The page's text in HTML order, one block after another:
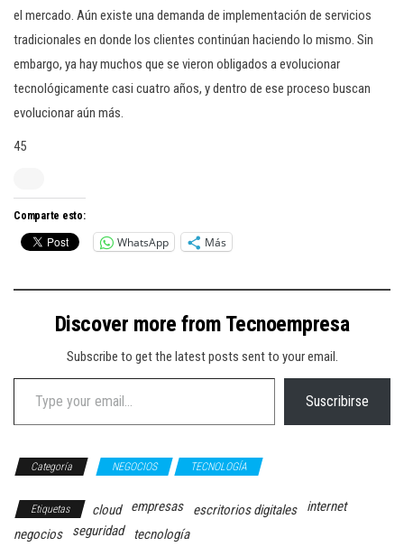
el mercado. Aún existe una demanda de implementación de servicios
tradicionales en donde los clientes continúan haciendo lo mismo. Sin
embargo, ya hay muchos que se vieron obligados a evolucionar
tecnológicamente casi cuatro años, y dentro de ese proceso buscan
evolucionar aún más.
45
Comparte esto:
WhatsApp Más
Discover more from Tecnoempresa
Subscribe to get the latest posts sent to your email.
Type your email…
Suscribirse
Categoría NEGOCIOS TECNOLOGÍA
Etiquetas cloud empresas escritorios digitales
internet
negocios
seguridad tecnología